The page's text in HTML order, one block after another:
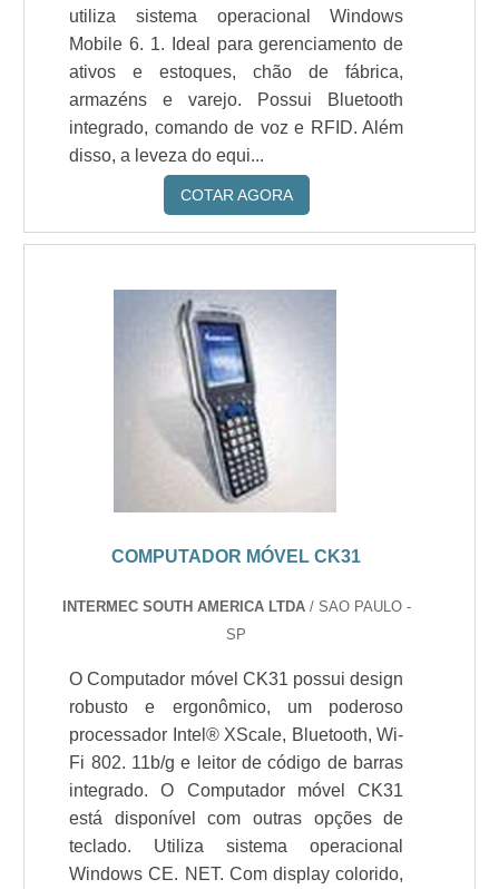
utiliza sistema operacional Windows
Mobile 6. 1. Ideal para gerenciamento de
ativos e estoques, chão de fábrica,
armazéns e varejo. Possui Bluetooth
integrado, comando de voz e RFID. Além
disso, a leveza do equi...
COTAR AGORA
COMPUTADOR MÓVEL CK31
INTERMEC SOUTH AMERICA LTDA / SAO PAULO -
SP
O Computador móvel CK31 possui design
robusto e ergonômico, um poderoso
processador Intel® XScale, Bluetooth, Wi-
Fi 802. 11b/g e leitor de código de barras
integrado. O Computador móvel CK31
está disponível com outras opções de
teclado. Utiliza sistema operacional
Windows CE. NET. Com display colorido,